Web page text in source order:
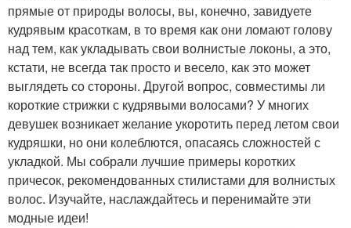
волосы
волосы
Стрижки на длинные
волосы
Стрижки с шапочкой
Новомодные стрижки
Стрижки для разной
длины
прямые от природы волосы, вы, конечно, завидуете
кудрявым красоткам, в то время как они ломают голову
над тем, как укладывать свои волнистые локоны, а это,
кстати, не всегда так просто и весело, как это может
выглядеть со стороны. Другой вопрос, совместимы ли
короткие стрижки с кудрявыми волосами? У многих
девушек возникает желание укоротить перед летом свои
кудряшки, но они колеблются, опасаясь сложностей с
укладкой. Мы собрали лучшие примеры коротких
причесок, рекомендованных стилистами для волнистых
волос. Изучайте, наслаждайтесь и перенимайте эти
модные идеи!